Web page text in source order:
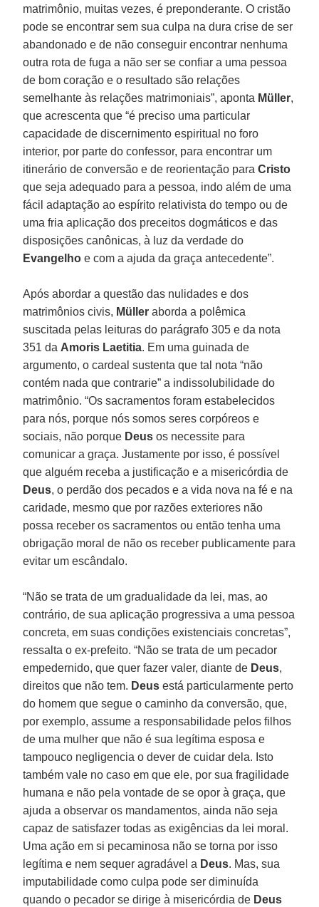
matrimônio, muitas vezes, é preponderante. O cristão
pode se encontrar sem sua culpa na dura crise de ser
abandonado e de não conseguir encontrar nenhuma
outra rota de fuga a não ser se confiar a uma pessoa
de bom coração e o resultado são relações
semelhante às relações matrimoniais”, aponta Müller,
que acrescenta que “é preciso uma particular
capacidade de discernimento espiritual no foro
interior, por parte do confessor, para encontrar um
itinerário de conversão e de reorientação paraCristo
que seja adequado para a pessoa, indo além de uma
fácil adaptação ao espírito relativista do tempo ou de
uma fria aplicação dos preceitos dogmáticos e das
disposições canônicas, à luz da verdade do
Evangelho e com a ajuda da graça antecedente”.
Após abordar a questão das nulidades e dos
matrimônios civis, Müller aborda a polêmica
suscitada pelas leituras do parágrafo 305 e da nota
351 da Amoris Laetitia. Em uma guinada de
argumento, o cardeal sustenta que tal nota “não
contém nada que contrarie” a indissolubilidade do
matrimônio. “Os sacramentos foram estabelecidos
para nós, porque nós somos seres corpóreos e
sociais, não porque Deus os necessite para
comunicar a graça. Justamente por isso, é possível
que alguém receba a justificação e a misericórdia de
Deus, o perdão dos pecados e a vida nova na fé e na
caridade, mesmo que por razões exteriores não
possa receber os sacramentos ou então tenha uma
obrigação moral de não os receber publicamente para
evitar um escândalo.
“Não se trata de um gradualidade da lei, mas, ao
contrário, de sua aplicação progressiva a uma pessoa
concreta, em suas condições existenciais concretas”,
ressalta o ex-prefeito. “Não se trata de um pecador
empedernido, que quer fazer valer, diante de Deus,
direitos que não tem. Deus está particularmente perto
do homem que segue o caminho da conversão, que,
por exemplo, assume a responsabilidade pelos filhos
de uma mulher que não é sua legítima esposa e
tampouco negligencia o dever de cuidar dela. Isto
também vale no caso em que ele, por sua fragilidade
humana e não pela vontade de se opor à graça, que
ajuda a observar os mandamentos, ainda não seja
capaz de satisfazer todas as exigências da lei moral.
Uma ação em si pecaminosa não se torna por isso
legítima e nem sequer agradável a Deus. Mas, sua
imputabilidade como culpa pode ser diminuída
quando o pecador se dirige à misericórdia de Deus